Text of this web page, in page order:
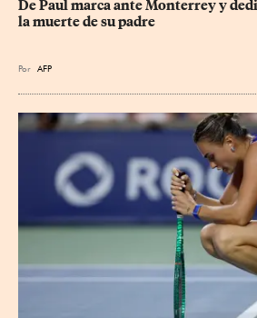
De Paul marca ante Monterrey y
la muerte de su padre
Por AFP